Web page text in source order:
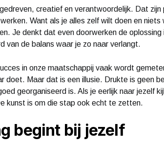
creatief en verantwoordelijk. Dat
Want als je alles zelf wilt doen en
Je denkt dat even doorwerken de oplossing
van de balans waar je zo naar verlangt.
in onze maatschappij vaak wordt
doet. Maar dat is een illusie. Drukte is geen
georganiseerd is. Als je eerlijk naar jezelf
kunst is om die stap ook echt te zetten.
begint bij jezelf